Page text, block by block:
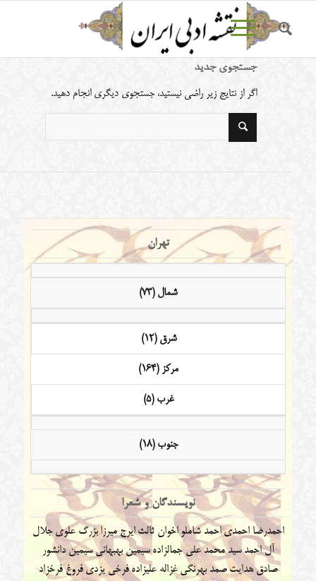
جستجوی جدید
اگر از نتایج زیر راضی نیستید، جستجوی دیگری انجام دهید.
تهران
شمال (73)
شرق (12)
مرکز (164)
غرب (5)
جنوب (18)
نویسندگان و شعرا
احمدرضا احمدیاحمد شاملو اخوان ثالث ایرج میرزابزرگ علوی جلال
آل احمدسید محمد علی جمالزادهسیمین بهبهانیسیمین دانشور
صادق هدایتصمد بهرنگی غزاله علیزادهفرخی یزدی فروغ فرخزاد